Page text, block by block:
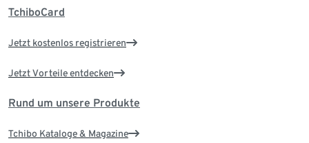
TchiboCard
Jetzt kostenlos registrieren
Jetzt Vorteile entdecken
Rund um unsere Produkte
Tchibo Kataloge & Magazine